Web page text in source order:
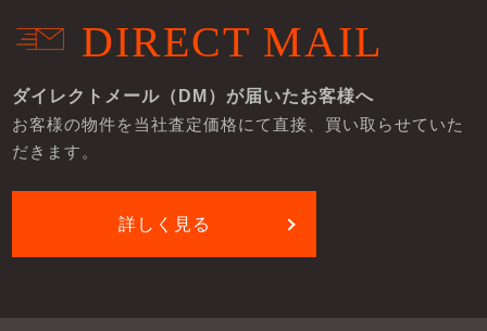
DIRECT MAIL
ダイレクトメール（DM）が届いたお客様へ
お客様の物件を当社査定価格にて直接、買い取らせていた
だきます。
詳しく見る